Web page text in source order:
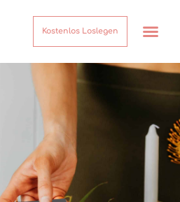
Kostenlos Loslegen